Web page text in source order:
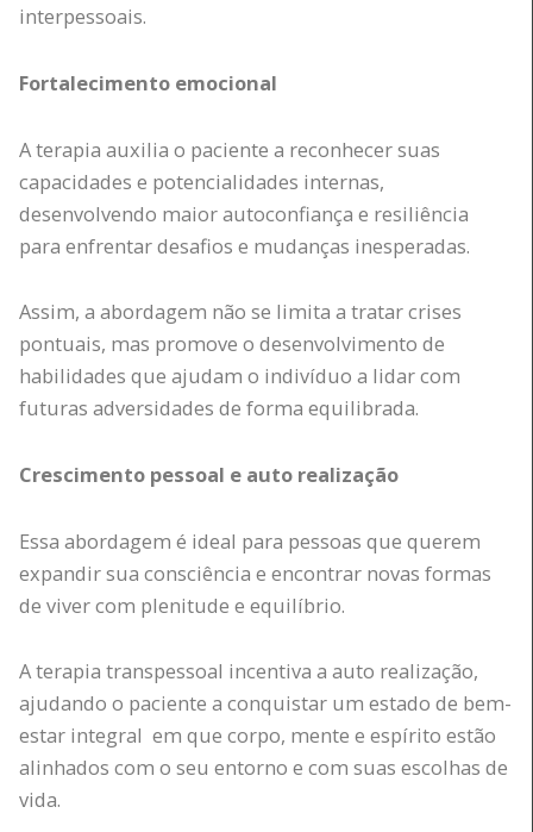
interpessoais.
Fortalecimento emocional
A terapia auxilia o paciente a reconhecer suas
capacidades e potencialidades internas,
desenvolvendo maior autoconfiança e resiliência
para enfrentar desafios e mudanças inesperadas.
Assim, a abordagem não se limita a tratar crises
pontuais, mas promove o desenvolvimento de
habilidades que ajudam o indivíduo a lidar com
futuras adversidades de forma equilibrada.
Crescimento pessoal e auto realização
Essa abordagem é ideal para pessoas que querem
expandir sua consciência e encontrar novas formas
de viver com plenitude e equilíbrio.
A terapia transpessoal incentiva a auto realização,
ajudando o paciente a conquistar um estado de bem-
estar integral em que corpo, mente e espírito estão
alinhados com o seu entorno e com suas escolhas de
vida.